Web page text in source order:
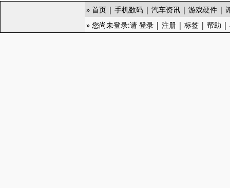
» 首页 | 手机数码 | 汽车资讯 | 游戏硬件 |
» 您尚未登录:请 登录 | 注册 | 标签 | 帮助 |